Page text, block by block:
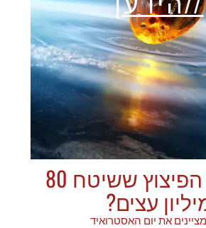
מה היה הפיצוץ ששיטח 80
עצים?
את יום האסטרואיד